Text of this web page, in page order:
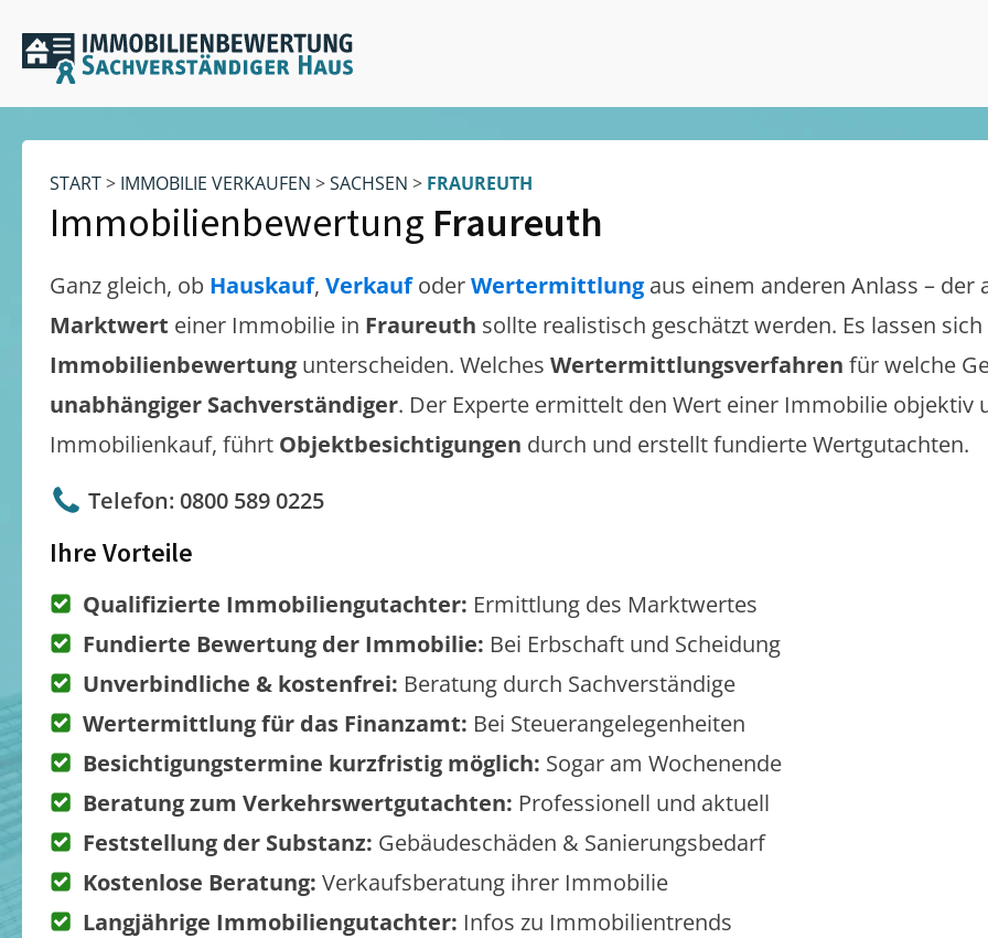
START> IMMOBILIE VERKAUFEN >SACHSEN > FRAUREUTH
Immobilienbewertung Fraureuth
Ganz gleich, ob Hauskauf, VerkaufoderWertermittlung aus einem anderen Anlass – der
Marktwert einer Immobilie in Fraureuth sollte realistisch geschätzt werden. Es lassen
Immobilienbewertung unterscheiden. Welches Wertermittlungsverfahren für welche
unabhängiger Sachverständiger. Der Experte ermittelt den Wert einer Immobilie objektiv
Immobilienkauf, führt Objektbesichtigungen durch und erstellt fundierte Wertgutachten.
Telefon: 0800 589 0225
Ihre Vorteile
Qualifizierte Immobiliengutachter: Ermittlung des Marktwertes
Fundierte Bewertung der Immobilie: Bei Erbschaft und Scheidung
Unverbindliche & kostenfrei: Beratung durch Sachverständige
Wertermittlung für das Finanzamt: Bei Steuerangelegenheiten
Besichtigungstermine kurzfristig möglich: Sogar am Wochenende
Beratung zum Verkehrswertgutachten: Professionell und aktuell
Feststellung der Substanz: Gebäudeschäden & Sanierungsbedarf
Kostenlose Beratung: Verkaufsberatung ihrer Immobilie
Langjährige Immobiliengutachter: Infos zu Immobilientrends